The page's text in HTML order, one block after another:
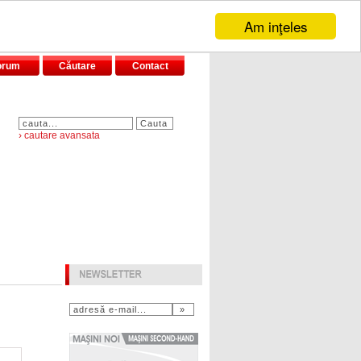
Am inţeles
Căutare Contact
› cautare avansata